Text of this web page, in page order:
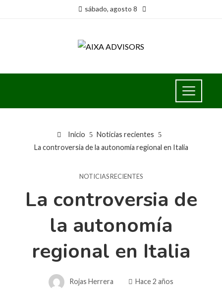
sábado, agosto 8
Inicio
Noticias recientes
La controversia de la autonomía regional en Italia
NOTICIAS RECIENTES
La controversia de
la autonomía
regional en Italia
Rojas Herrera Hace 2 años